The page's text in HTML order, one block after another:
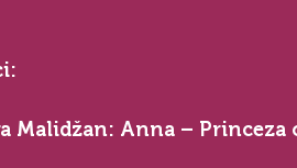
Malidžan: Anna – Princeza